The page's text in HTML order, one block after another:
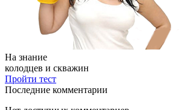
На знание
колодцев и скважин
Пройти тест
Последние комментарии